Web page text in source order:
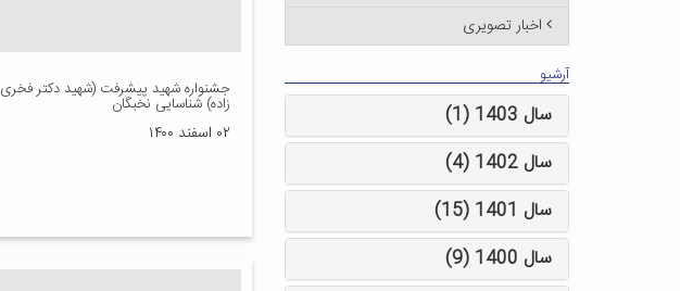
جشنواره شهید پیشرفت (شهید دکتر فخری
زاده) شناسایی نخبگان
۰۲ اسفند ۱۴۰۰
اخبار تصویری
آرشیو
سال 1403 (1)
سال 1402 (4)
سال 1401 (15)
سال 1400 (9)